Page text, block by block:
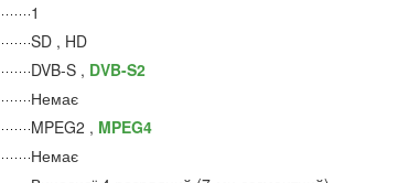
1
SD , HD
DVB-S , DVB-S2
Немає
MPEG2 , MPEG4
Немає